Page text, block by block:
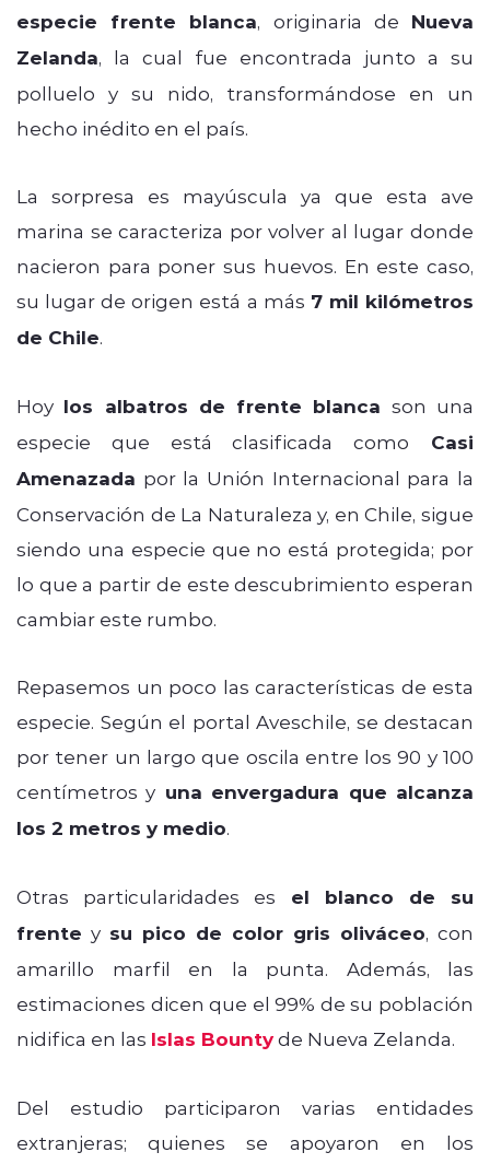
especie frente blanca, originaria de Nueva
Zelanda, la cual fue encontrada junto a su
polluelo y su nido, transformándose en un
hecho inédito en el país.
La sorpresa es mayúscula ya que esta ave
marina se caracteriza por volver al lugar donde
nacieron para poner sus huevos. En este caso,
su lugar de origen está a más 7 mil kilómetros
de Chile.
Hoy los albatros de frente blanca son una
especie que está clasificada como Casi
Amenazada por la Unión Internacional para la
Conservación de La Naturaleza y, en Chile, sigue
siendo una especie que no está protegida; por
lo que a partir de este descubrimiento esperan
cambiar este rumbo.
Repasemos un poco las características de esta
especie. Según el portal Aveschile, se destacan
por tener un largo que oscila entre los 90 y 100
centímetros y una envergadura que alcanza
los 2 metros y medio.
Otras particularidades es el blanco de su
frente y su pico de color gris oliváceo, con
amarillo marfil en la punta. Además, las
estimaciones dicen que el 99% de su población
nidifica en las Islas Bountyde Nueva Zelanda.
Del estudio participaron varias entidades
extranjeras; quienes se apoyaron en los